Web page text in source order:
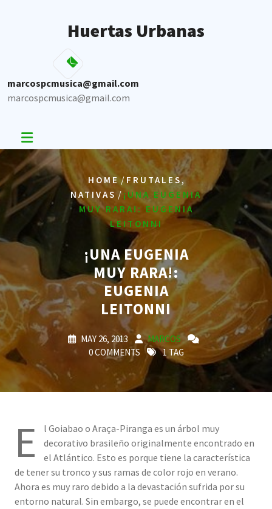
Huertas Urbanas
marcospcmusica@gmail.com
marcospcmusica@gmail.com
HOME / FRUTALES,
NATIVAS / ¡UNA EUGENIA
MUY RARA!: EUGENIA
LEITONNI
¡UNA EUGENIA
MUY RARA!:
EUGENIA
LEITONNI
MAY 26, 2013
MARCOS
0 COMMENTS
1 TAG
E
l Goiabao o Araça-Piranga es un árbol muy
decorativo brasileño originalmente encontrado en
el Atlántico. Esto es porque tiene la característica
de tener su tronco y sus ramas de color rojo en verano.
Ahora es muy raro debido a la devastación sufrida por su
entorno natural. Sin embargo, se puede encontrar en el